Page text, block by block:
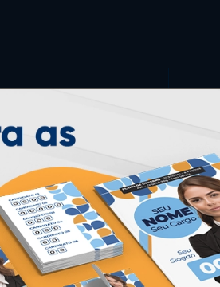
Montagem e Fechamento de
Perguntas Frequentes